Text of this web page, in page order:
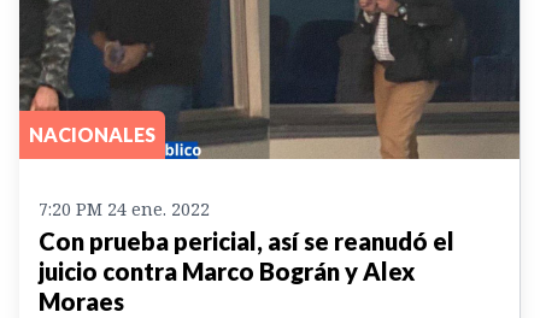
NACIONALES
7:20 PM 24 ene. 2022
Con prueba pericial, así se reanudó el
juicio contra Marco Bográn y Alex
Moraes